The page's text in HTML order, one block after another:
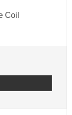
Coil